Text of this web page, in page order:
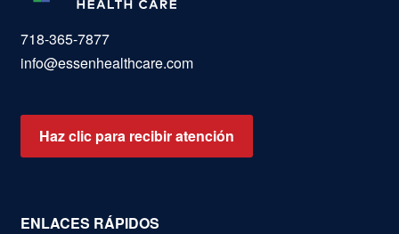
718-365-7877
info@essenhealthcare.com
Haz clic para recibir atención
ENLACES RÁPIDOS